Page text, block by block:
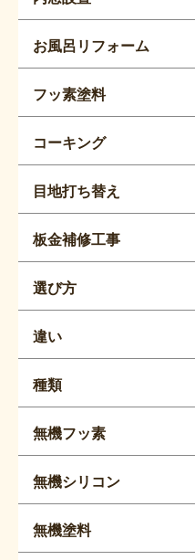
お風呂リフォーム
フッ素塗料
コーキング
目地打ち替え
板金補修工事
選び方
違い
種類
無機フッ素
無機シリコン
無機塗料